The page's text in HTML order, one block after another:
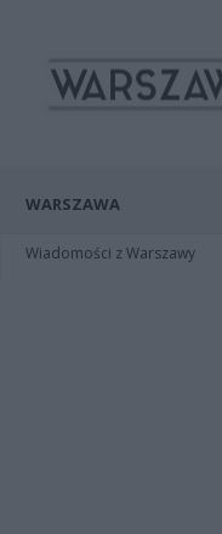
WARSZAWA
Wiadomości z Warszawy